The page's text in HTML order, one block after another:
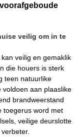
veilig om in te
veilig en gemaklik
die houers is sterk
teen natuurlike
voldoen aan plaaslike
brandweerstand
toegerus word met
veilige deurslotte